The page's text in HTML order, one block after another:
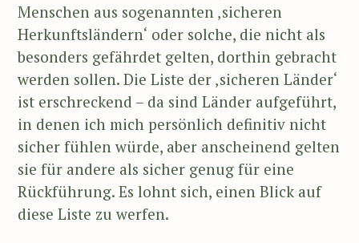
Menschen aus sogenannten ‚sicheren
Herkunftsländern‘ oder solche, die nicht als
besonders gefährdet gelten, dorthin gebracht
werden sollen. Die Liste der ‚sicheren Länder‘
ist erschreckend – da sind Länder aufgeführt,
in denen ich mich persönlich definitiv nicht
sicher fühlen würde, aber anscheinend gelten
sie für andere als sicher genug für eine
Rückführung. Es lohnt sich, einen Blick auf
diese Liste zu werfen.